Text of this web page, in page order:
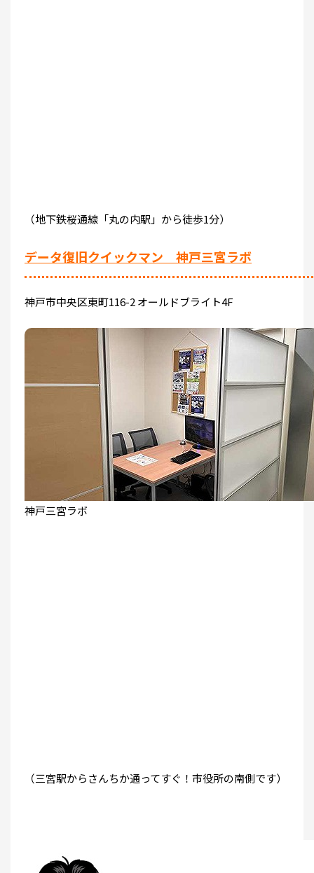
（地下鉄桜通線「丸の内駅」から徒歩1分）
データ復旧クイックマン 神戸三宮ラボ
神戸市中央区東町116-2 オールドブライト4F
神戸三宮ラボ
（三宮駅からさんちか通ってすぐ！市役所の南側です）